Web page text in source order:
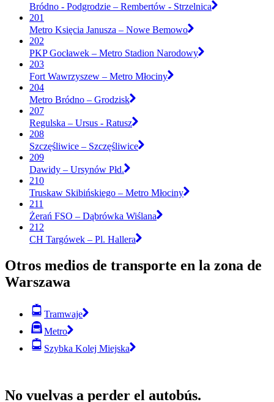
Bródno - Podgrodzie – Rembertów - Strzelnica
201
Metro Księcia Janusza – Nowe Bemowo
202
PKP Gocławek – Metro Stadion Narodowy
203
Fort Wawrzyszew – Metro Młociny
204
Metro Bródno – Grodzisk
207
Regulska – Ursus - Ratusz
208
Szczęśliwice – Szczęśliwice
209
Dawidy – Ursynów Płd.
210
Truskaw Skibińskiego – Metro Młociny
211
Żerań FSO – Dąbrówka Wiślana
212
CH Targówek – Pl. Hallera
Otros medios de transporte en la zona de
Warszawa
Tramwaje
Metro
Szybka Kolej Miejska
No vuelvas a perder el autobús.